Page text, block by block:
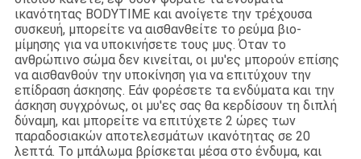
ικανότητας BODYTIME και ανοίγετε την τρέχουσα
συσκευή, μπορείτε να αισθανθείτε το ρεύμα βιο-
μίμησης για να υποκινήσετε τους μυς. Όταν το
ανθρώπινο σώμα δεν κινείται, οι μυ'ες μπορούν επίσης
να αισθανθούν την υποκίνηση για να επιτύχουν την
επίδραση άσκησης. Εάν φορέσετε τα ενδύματα και την
άσκηση συγχρόνως, οι μυ'ες σας θα κερδίσουν τη διπλή
δύναμη, και μπορείτε να επιτύχετε 2 ώρες των
παραδοσιακών αποτελεσμάτων ικανότητας σε 20
λεπτά. Το μπάλωμα βρίσκεται μέσα στο ένδυμα, και